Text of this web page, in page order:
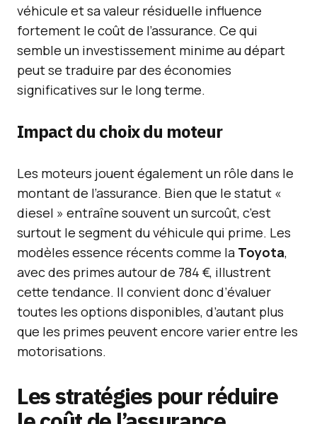
véhicule et sa valeur résiduelle influence
fortement le coût de l’assurance. Ce qui
semble un investissement minime au départ
peut se traduire par des économies
significatives sur le long terme.
Impact du choix du moteur
Les moteurs jouent également un rôle dans le
montant de l’assurance. Bien que le statut «
diesel » entraîne souvent un surcoût, c’est
surtout le segment du véhicule qui prime. Les
modèles essence récents comme la Toyota,
avec des primes autour de 784 €, illustrent
cette tendance. Il convient donc d’évaluer
toutes les options disponibles, d’autant plus
que les primes peuvent encore varier entre les
motorisations.
Les stratégies pour réduire